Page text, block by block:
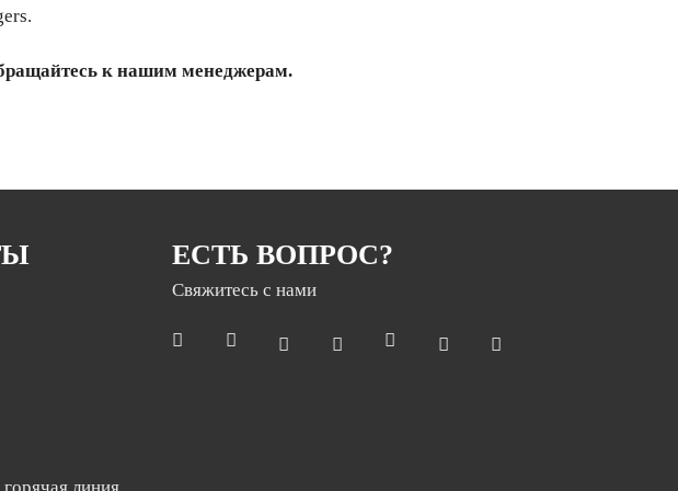
к нашим менеджерам.
ЕСТЬ ВОПРОС?
Свяжитесь с нами